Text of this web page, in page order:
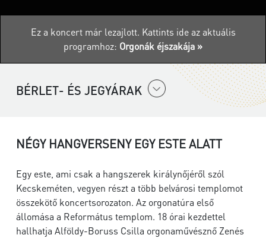
Ez a koncert már lezajlott. Kattints ide az aktuális
programhoz: Orgonák éjszakája »
BÉRLET- ÉS JEGYÁRAK
NÉGY HANGVERSENY EGY ESTE ALATT
Egy este, ami csak a hangszerek királynőjéről szól
Kecskeméten, vegyen részt a több belvárosi templomot
összekötő koncertsorozaton. Az orgonatúra első
állomása a Református templom. 18 órai kezdettel
hallhatja Alföldy-Boruss Csilla orgonaművésznő Zenés